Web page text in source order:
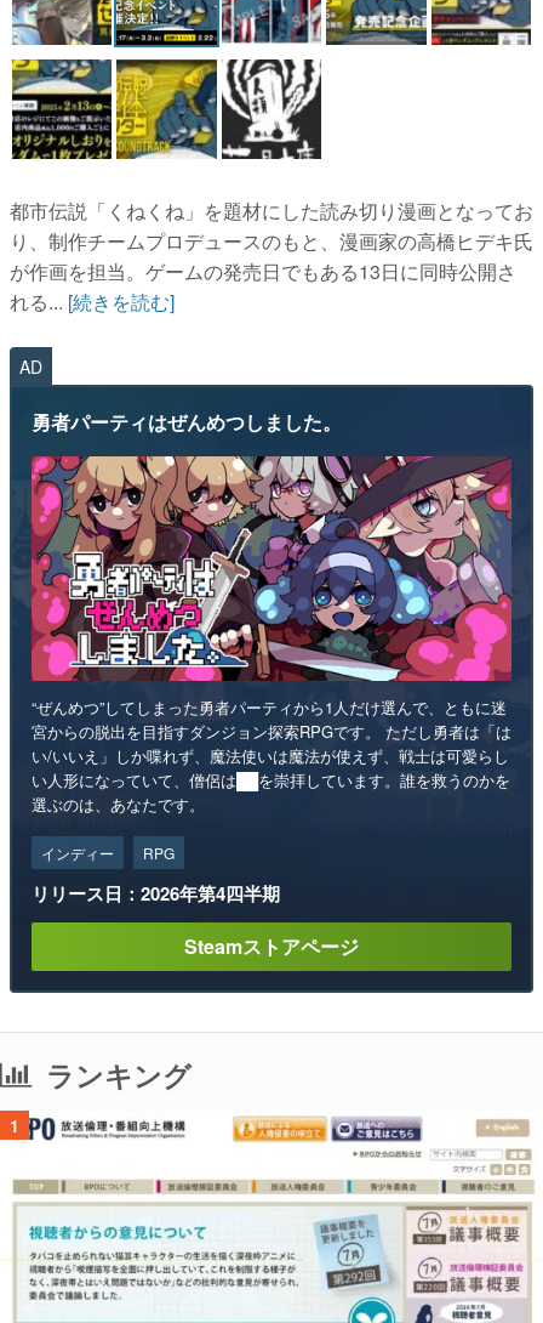
都市伝説「くねくね」を題材にした読み切り漫画となってお
り、制作チームプロデュースのもと、漫画家の高橋ヒデキ氏
が作画を担当。ゲームの発売日でもある13日に同時公開さ
れる... [続きを読む]
AD
勇者パーティはぜんめつしました。
“ぜんめつ”してしまった勇者パーティから1人だけ選んで、ともに迷
宮からの脱出を目指すダンジョン探索RPGです。 ただし勇者は「は
い/いいえ」しか喋れず、魔法使いは魔法が使えず、戦士は可愛らし
い人形になっていて、僧侶は██を崇拝しています。誰を救うのかを
選ぶのは、あなたです。
インディー RPG
リリース日：2026年第4四半期
Steamストアページ
ランキング
1